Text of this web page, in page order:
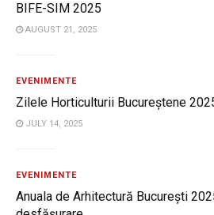
BIFE-SIM 2025
AUGUST 21, 2025
EVENIMENTE
Zilele Horticulturii Bucureștene
JULY 14, 2025
EVENIMENTE
Anuala de Arhitectură București